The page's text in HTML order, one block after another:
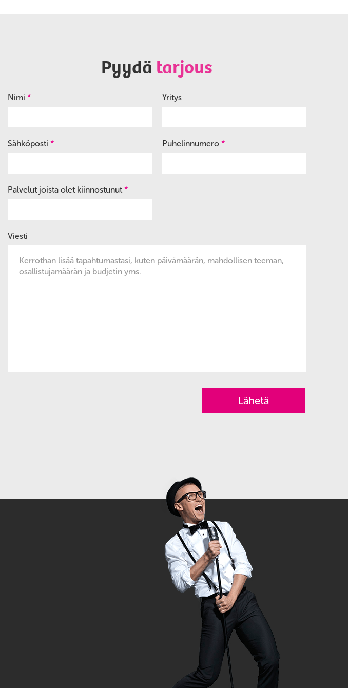
Pyydä tarjous
Nimi* Yritys
Sähköposti* Puhelinnumero *
Palvelut joista olet kiinnostunut*
Viesti